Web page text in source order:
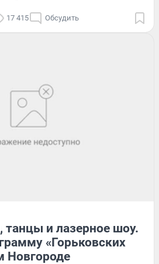
17 415 Обсудить
танцы и лазерное шоу.
«Горьковских
Новгороде